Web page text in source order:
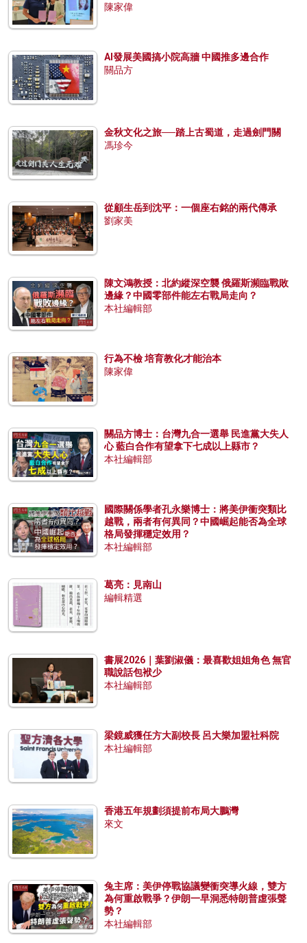
陳家偉
AI發展美國搞小院高牆 中國推多邊合作
關品方
金秋文化之旅──踏上古蜀道，走過劍門關
馮珍今
從顧生岳到沈平：一個座右銘的兩代傳承
劉家美
陳文鴻教授：北約縱深空襲 俄羅斯瀕臨戰敗
邊緣？中國零部件能左右戰局走向？
本社編輯部
行為不檢 培育教化才能治本
陳家偉
關品方博士：台灣九合一選舉 民進黨大失人
心 藍白合作有望拿下七成以上縣市？
本社編輯部
國際關係學者孔永樂博士：將美伊衝突類比
越戰，兩者有何異同？中國崛起能否為全球
格局發揮穩定效用？
本社編輯部
葛亮：見南山
編輯精選
書展2026｜葉劉淑儀：最喜歡姐姐角色 無官
職說話包袱少
本社編輯部
梁鏡威獲任方大副校長 呂大樂加盟社科院
本社編輯部
香港五年規劃須提前布局大鵬灣
來文
兔主席：美伊停戰協議變衝突導火線，雙方
為何重啟戰爭？伊朗一早洞悉特朗普虛張聲
勢？
本社編輯部